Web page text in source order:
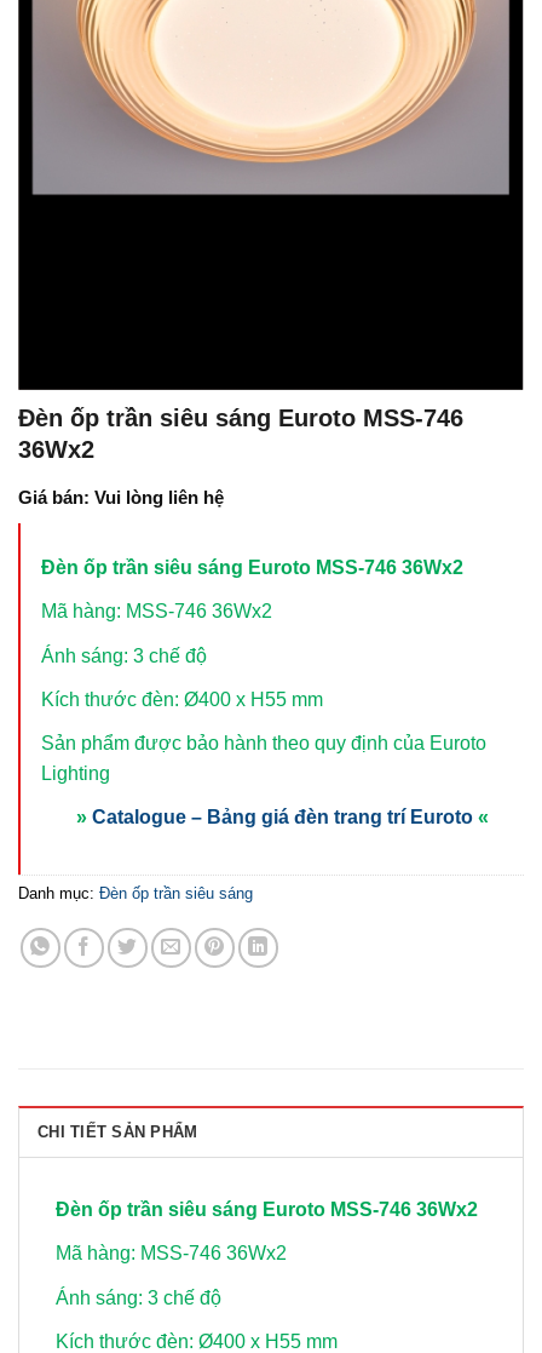
Đèn ốp trần siêu sáng Euroto MSS-746
36Wx2
Giá bán: Vui lòng liên hệ
Đèn ốp trần siêu sáng Euroto MSS-746 36Wx2
Mã hàng: MSS-746 36Wx2
Ánh sáng: 3 chế độ
Kích thước đèn: Ø400 x H55 mm
Sản phẩm được bảo hành theo quy định của Euroto
Lighting
» Catalogue – Bảng giá đèn trang trí Euroto «
Danh mục: Đèn ốp trần siêu sáng
CHI TIẾT SẢN PHẨM
Đèn ốp trần siêu sáng Euroto MSS-746 36Wx2
Mã hàng: MSS-746 36Wx2
Ánh sáng: 3 chế độ
Kích thước đèn: Ø400 x H55 mm